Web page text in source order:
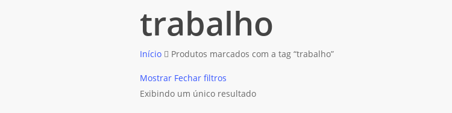
trabalho
Início Produtos marcados com a tag “trabalho”
Mostrar Fechar filtros
Exibindo um único resultado